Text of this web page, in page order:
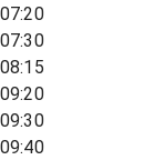
07:20
07:30
08:15
09:20
09:30
09:40